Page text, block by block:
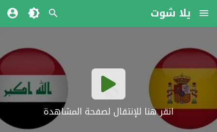
يلا شوت
انقر هنا للإنتقال لصفحة المشاهدة